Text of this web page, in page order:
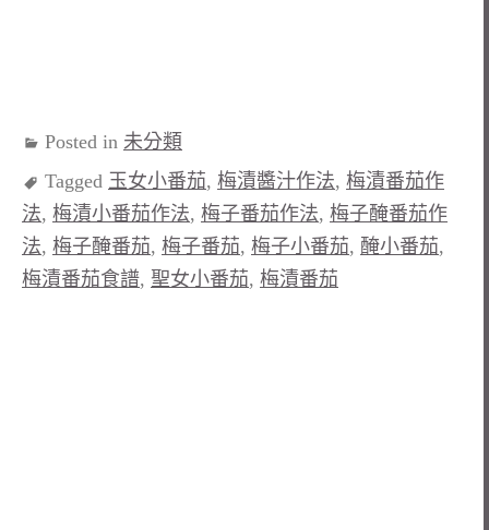
Posted in 未分類
Tagged 玉女小番茄, 梅漬醬汁作法, 梅漬番茄作
法, 梅漬小番茄作法, 梅子番茄作法, 梅子醃番茄作
法, 梅子醃番茄, 梅子番茄, 梅子小番茄, 醃小番茄,
梅漬番茄食譜, 聖女小番茄, 梅漬番茄